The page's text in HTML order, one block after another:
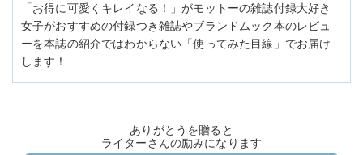
「お得に可愛くキレイなる！」がモットーの雑誌付録大好き
女子がおすすめの付録つき雑誌やブランドムック本のレビュ
ーを本誌の紹介ではわからない「使ってみた目線」でお届け
します！
ありがとうを贈ると
ライターさんの励みになります